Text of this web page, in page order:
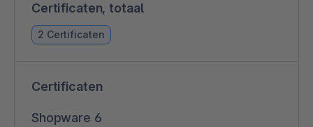
Certificaten, totaal
2 Certificaten
Certificaten
Shopware 6